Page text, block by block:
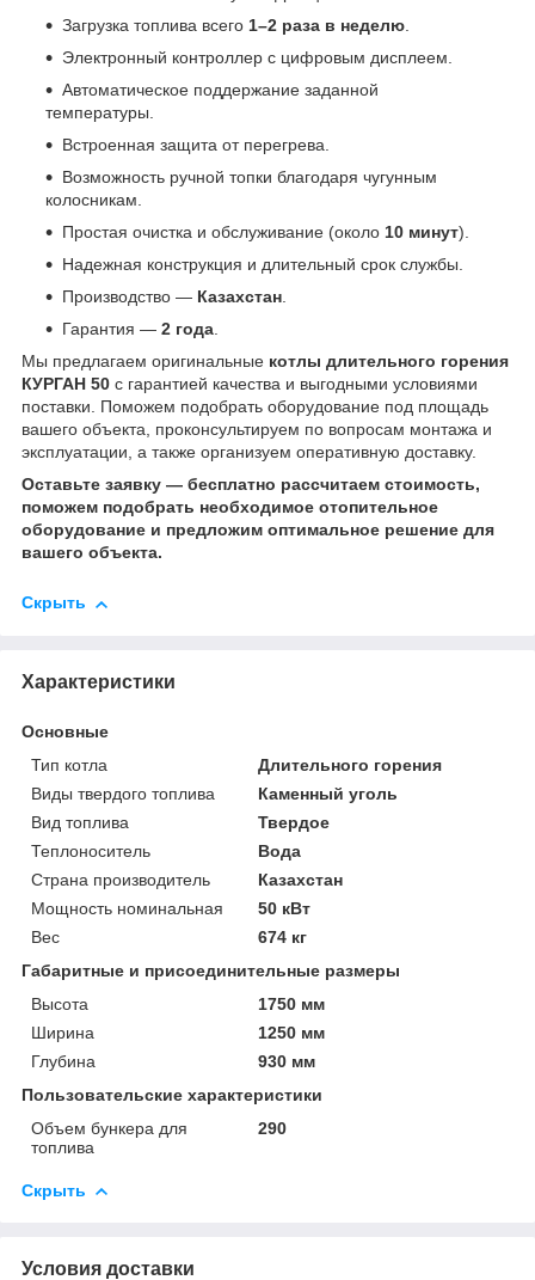
Загрузка топлива всего 1–2 раза в неделю.
Электронный контроллер с цифровым дисплеем.
Автоматическое поддержание заданной
температуры.
Встроенная защита от перегрева.
Возможность ручной топки благодаря чугунным
колосникам.
Простая очистка и обслуживание (около 10 минут).
Надежная конструкция и длительный срок службы.
Производство — Казахстан.
Гарантия — 2 года.
Мы предлагаем оригинальные котлы длительного горения
КУРГАН 50 с гарантией качества и выгодными условиями
поставки. Поможем подобрать оборудование под площадь
вашего объекта, проконсультируем по вопросам монтажа и
эксплуатации, а также организуем оперативную доставку.
Оставьте заявку — бесплатно рассчитаем стоимость,
поможем подобрать необходимое отопительное
оборудование и предложим оптимальное решение для
вашего объекта.
Скрыть
Характеристики
Основные
Тип котла
Длительного горения
Виды твердого топлива
Каменный уголь
Вид топлива
Твердое
Теплоноситель
Вода
Страна производитель
Казахстан
Мощность номинальная
50 кВт
Вес
674 кг
Габаритные и присоединительные размеры
Высота
1750 мм
Ширина
1250 мм
Глубина
930 мм
Пользовательские характеристики
Объем бункера для
топлива
290
Скрыть
Условия доставки